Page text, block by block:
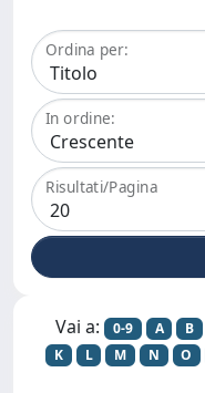
Ordina per:
In ordine:
Risultati/Pagina
Vai a: 0-9 A B
K
L M N O